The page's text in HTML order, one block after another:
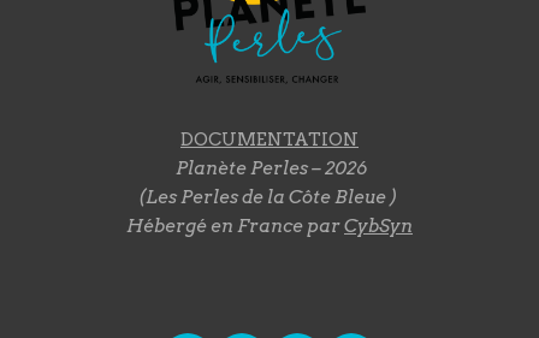
DOCUMENTATION
Planète Perles – 2026
(Les Perles de la Côte Bleue )
Hébergé en France parCybSyn